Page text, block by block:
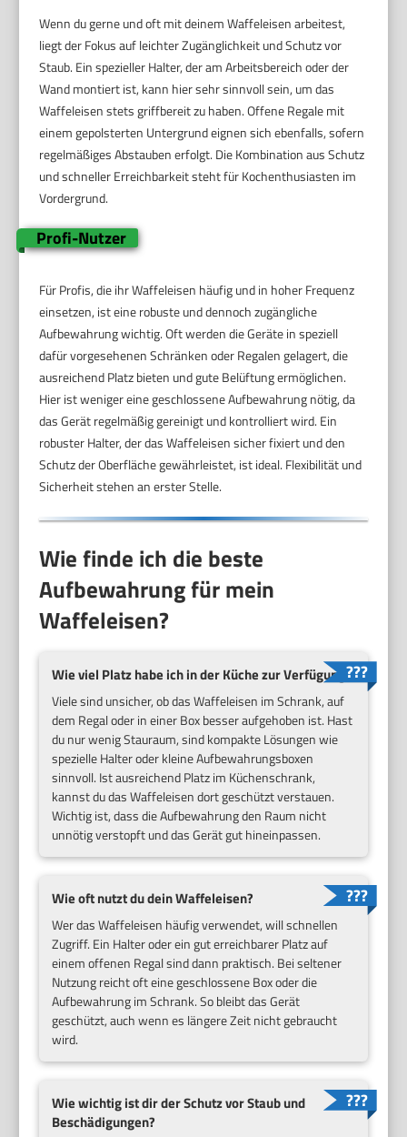
Wenn du gerne und oft mit deinem Waffeleisen arbeitest,
liegt der Fokus auf leichter Zugänglichkeit und Schutz vor
Staub. Ein spezieller Halter, der am Arbeitsbereich oder der
Wand montiert ist, kann hier sehr sinnvoll sein, um das
Waffeleisen stets griffbereit zu haben. Offene Regale mit
einem gepolsterten Untergrund eignen sich ebenfalls, sofern
regelmäßiges Abstauben erfolgt. Die Kombination aus Schutz
und schneller Erreichbarkeit steht für Kochenthusiasten im
Vordergrund.
Profi-Nutzer
Für Profis, die ihr Waffeleisen häufig und in hoher Frequenz
einsetzen, ist eine robuste und dennoch zugängliche
Aufbewahrung wichtig. Oft werden die Geräte in speziell
dafür vorgesehenen Schränken oder Regalen gelagert, die
ausreichend Platz bieten und gute Belüftung ermöglichen.
Hier ist weniger eine geschlossene Aufbewahrung nötig, da
das Gerät regelmäßig gereinigt und kontrolliert wird. Ein
robuster Halter, der das Waffeleisen sicher fixiert und den
Schutz der Oberfläche gewährleistet, ist ideal. Flexibilität und
Sicherheit stehen an erster Stelle.
Wie finde ich die beste
Aufbewahrung für mein
Waffeleisen?
Wie viel Platz habe ich in der Küche zur Verfügung?
Viele sind unsicher, ob das Waffeleisen im Schrank, auf
dem Regal oder in einer Box besser aufgehoben ist. Hast
du nur wenig Stauraum, sind kompakte Lösungen wie
spezielle Halter oder kleine Aufbewahrungsboxen
sinnvoll. Ist ausreichend Platz im Küchenschrank,
kannst du das Waffeleisen dort geschützt verstauen.
Wichtig ist, dass die Aufbewahrung den Raum nicht
unnötig verstopft und das Gerät gut hineinpassen.
Wie oft nutzt du dein Waffeleisen?
Wer das Waffeleisen häufig verwendet, will schnellen
Zugriff. Ein Halter oder ein gut erreichbarer Platz auf
einem offenen Regal sind dann praktisch. Bei seltener
Nutzung reicht oft eine geschlossene Box oder die
Aufbewahrung im Schrank. So bleibt das Gerät
geschützt, auch wenn es längere Zeit nicht gebraucht
wird.
Wie wichtig ist dir der Schutz vor Staub und
Beschädigungen?